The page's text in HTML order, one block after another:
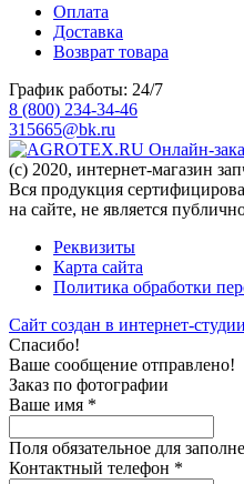
Оплата
Доставка
Возврат товара
График работы: 24/7
8 (800) 234-34-46
315665@bk.ru
Онлайн-
(c) 2020, интернет-магазин
Вся продукция
на сайте, не является
Реквизиты
Карта сайта
Политика обработки
Сайт создан в интернет-студии
Спасибо!
Ваше сообщение отправлено!
Заказ по фотографии
Ваше имя *
Поля обязательное для
Контактный телефон *